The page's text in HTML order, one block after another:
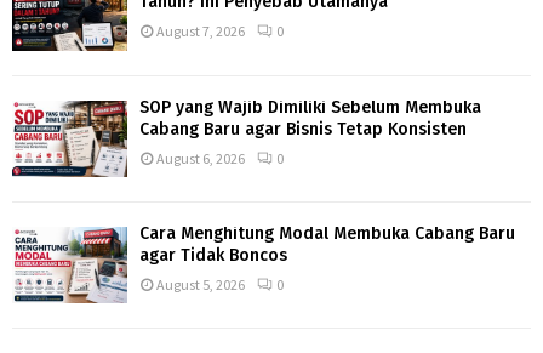
August 7, 2026 0
SOP yang Wajib Dimiliki Sebelum Membuka
Cabang Baru agar Bisnis Tetap Konsisten
August 6, 2026 0
Cara Menghitung Modal Membuka Cabang Baru
agar Tidak Boncos
August 5, 2026 0